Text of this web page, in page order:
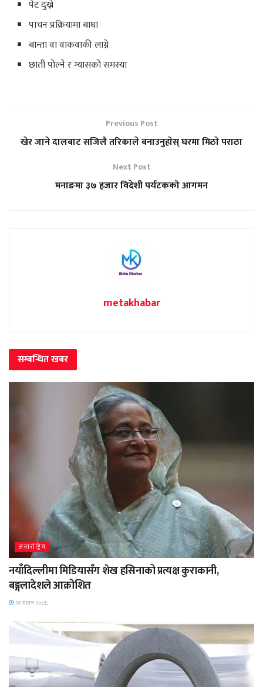
पेट दुख्ने
पाचन प्रक्रियामा बाधा
बान्ता वा वाकवाकी लाग्ने
छाती पोल्ने र ग्यासको समस्या
Previous Post
खेर जाने दालबाट सजिलै तरिकाले बनाउनुहाेस् घरमा मिठाे पराठा
Next Post
मनाङमा ३७ हजार विदेशी पर्यटकको आगमन
metakhabar
सम्बन्धितखबर
अन्तर्राष्ट्रिय
नयाँदिल्लीमा मिडियासँग शेख हसिनाको प्रत्यक्ष कुराकानी,
बङ्गलादेशले आक्रोशित
२१ साउन २०८३,